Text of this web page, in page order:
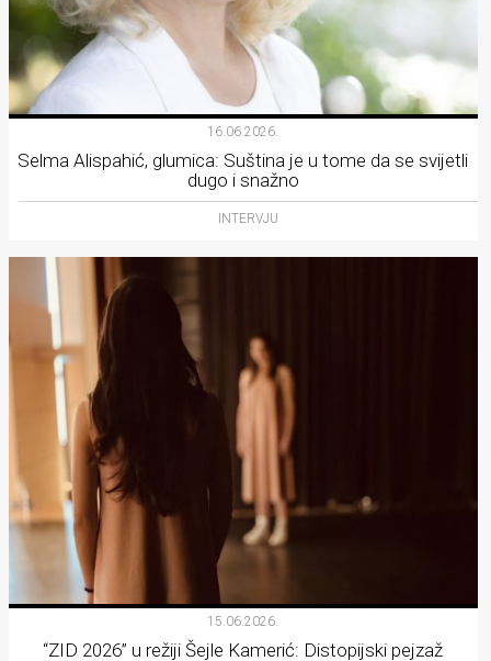
16.06.2026.
Selma Alispahić, glumica: Suština je u tome da se svijetli
dugo i snažno
INTERVJU
15.06.2026.
“ZID 2026” u režiji Šejle Kamerić: Distopijski pejzaž